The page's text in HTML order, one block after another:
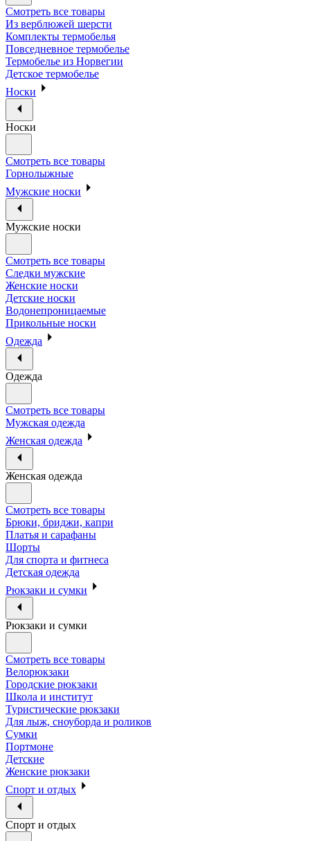
Смотреть все товары
Из верблюжей шерсти
Комплекты термобелья
Повседневное термобелье
Термобелье из Норвегии
Детское термобелье
Носки
Носки
Смотреть все товары
Горнолыжные
Мужские носки
Мужские носки
Смотреть все товары
Следки мужские
Женские носки
Детские носки
Водонепроницаемые
Прикольные носки
Одежда
Одежда
Смотреть все товары
Мужская одежда
Женская одежда
Женская одежда
Смотреть все товары
Брюки, бриджи, капри
Платья и сарафаны
Шорты
Для спорта и фитнеса
Детская одежда
Рюкзаки и сумки
Рюкзаки и сумки
Смотреть все товары
Велорюкзаки
Городские рюкзаки
Школа и институт
Туристические рюкзаки
Для лыж, сноуборда и роликов
Сумки
Портмоне
Детские
Женские рюкзаки
Спорт и отдых
Спорт и отдых